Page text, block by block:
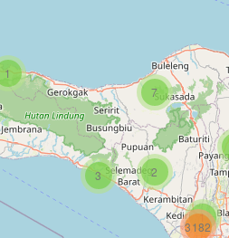
1
1
3
7
2
3182